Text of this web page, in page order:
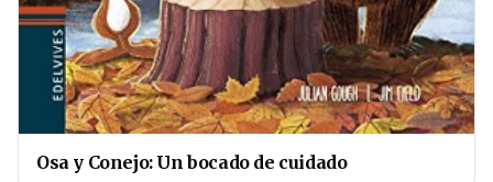
Osa y Conejo: Un bocado de cuidado